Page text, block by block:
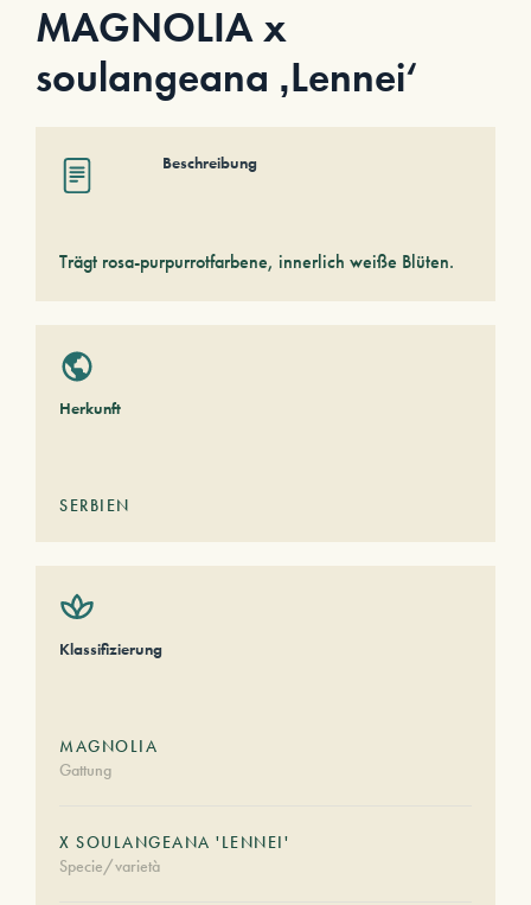
MAGNOLIA x
soulangeana ‚Lennei‘
Beschreibung
Trägt rosa-purpurrotfarbene, innerlich weiße Blüten.
Herkunft
SERBIEN
Klassifizierung
MAGNOLIA
Gattung
X SOULANGEANA 'LENNEI'
Specie/varietà